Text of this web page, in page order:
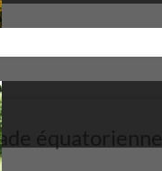
équatorienne